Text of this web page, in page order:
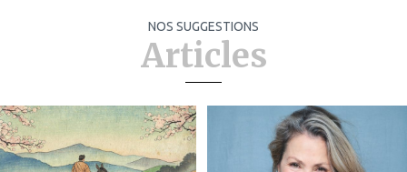
NOS SUGGESTIONS
Articles
à
mes
favoris
favoris